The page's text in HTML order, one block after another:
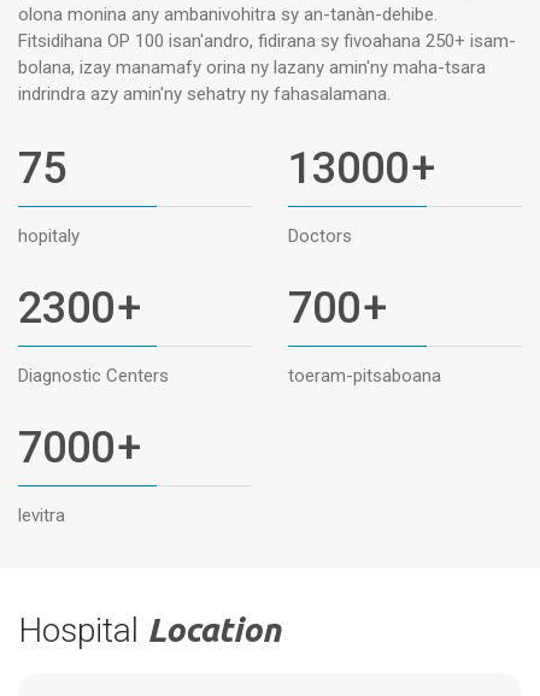
olona monina any ambanivohitra sy an-tanàn-dehibe.
Fitsidihana OP 100 isan'andro, fidirana sy fivoahana 250+ isam-
bolana, izay manamafy orina ny lazany amin'ny maha-tsara
indrindra azy amin'ny sehatry ny fahasalamana.
75
hopitaly
13000+
Doctors
2300+
Diagnostic Centers
700+
toeram-pitsaboana
7000+
levitra
Hospital Location